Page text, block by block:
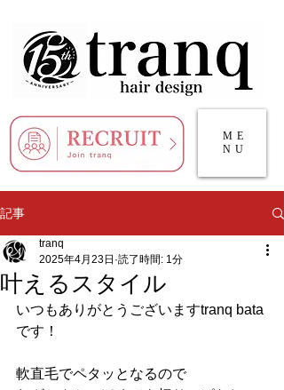
ME
NU
記事
叶えるスタイル
tranq
2025年4月23日 読了時間: 1分
いつもありがとうございますtranq bata
です！
軟直毛でペタッとなるので